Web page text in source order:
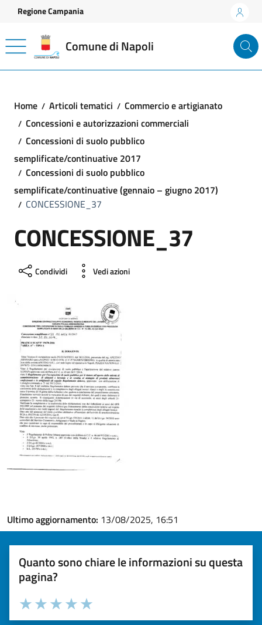
Vai ai contenuti
Vai al footer
Regione Campania
Comune di Napoli
Home Articoli tematici
Commercio e artigianato
Concessioni e autorizzazioni commerciali
Concessioni di suolo pubblico
semplificate/continuative 2017
Concessioni di suolo pubblico
semplificate/continuative (gennaio – giugno 2017)
CONCESSIONE_37
CONCESSIONE_37
Condividi Vedi azioni
Ultimo aggiornamento: 13/08/2025, 16:51
Quanto sono chiare le informazioni su questa
pagina?
Valuta la chiarezza delle informazioni (da 1 a 5 stelle)
Seleziona il numero di stelle per valutare la chiarezza delle
Valuta 5 stelle su 5
Valuta 4 stelle su 5
Valuta 3 stelle su 5
Valuta 2 stelle su 5
Valuta 1 stelle su 5